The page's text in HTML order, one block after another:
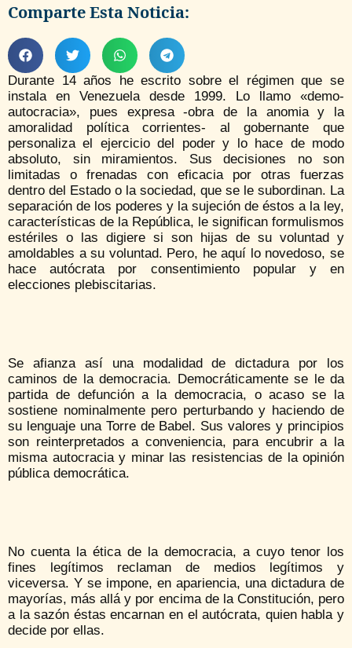
Comparte Esta Noticia:
Durante 14 años he escrito sobre el régimen que se
instala en Venezuela desde 1999. Lo llamo «demo-
autocracia», pues expresa -obra de la anomia y la
amoralidad política corrientes- al gobernante que
personaliza el ejercicio del poder y lo hace de modo
absoluto, sin miramientos. Sus decisiones no son
limitadas o frenadas con eficacia por otras fuerzas
dentro del Estado o la sociedad, que se le subordinan. La
separación de los poderes y la sujeción de éstos a la ley,
características de la República, le significan formulismos
estériles o las digiere si son hijas de su voluntad y
amoldables a su voluntad. Pero, he aquí lo novedoso, se
hace autócrata por consentimiento popular y en
elecciones plebiscitarias.
Se afianza así una modalidad de dictadura por los
caminos de la democracia. Democráticamente se le da
partida de defunción a la democracia, o acaso se la
sostiene nominalmente pero perturbando y haciendo de
su lenguaje una Torre de Babel. Sus valores y principios
son reinterpretados a conveniencia, para encubrir a la
misma autocracia y minar las resistencias de la opinión
pública democrática.
No cuenta la ética de la democracia, a cuyo tenor los
fines legítimos reclaman de medios legítimos y
viceversa. Y se impone, en apariencia, una dictadura de
mayorías, más allá y por encima de la Constitución, pero
a la sazón éstas encarnan en el autócrata, quien habla y
decide por ellas.